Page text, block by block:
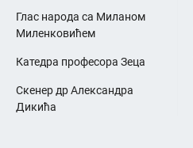
Глас народа са Миланом
Миленковићем
Катедра професора Зеца
Скенер др Александра
Дикића